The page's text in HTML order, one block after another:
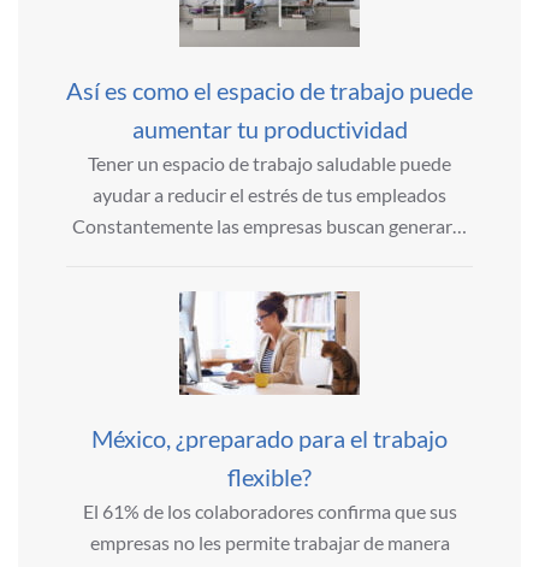
Así es como el espacio de trabajo puede
aumentar tu productividad
Tener un espacio de trabajo saludable puede
ayudar a reducir el estrés de tus empleados
Constantemente las empresas buscan generar…
México, ¿preparado para el trabajo
flexible?
El 61% de los colaboradores confirma que sus
empresas no les permite trabajar de manera